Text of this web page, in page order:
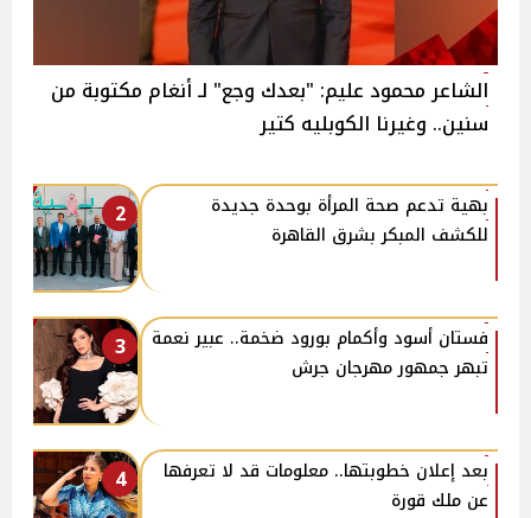
الشاعر محمود عليم: "بعدك وجع" لـ أنغام مكتوبة من
سنين.. وغيرنا الكوبليه كتير
2
بهية تدعم صحة المرأة بوحدة جديدة
للكشف المبكر بشرق القاهرة
3
فستان أسود وأكمام بورود ضخمة.. عبير نعمة
تبهر جمهور مهرجان جرش
4
بعد إعلان خطوبتها.. معلومات قد لا تعرفها
عن ملك قورة